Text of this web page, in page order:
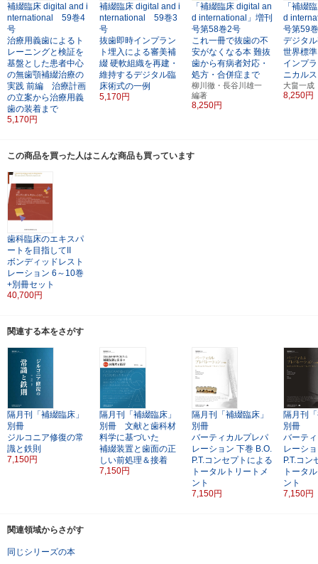
補綴臨床 digital and i
nternational 59巻4
号
治療用義歯によるト
レーニングと検証を
基盤とした患者中心
の無歯顎補綴治療の
実践 前編 治療計画
の立案から治療用義
歯の装着まで
5,170円
補綴臨床 digital and i
nternational 59巻3
号
抜歯即時インプラン
ト埋入による審美補
綴 硬軟組織を再建・
維持するデジタル臨
床術式の一例
5,170円
「補綴臨床 digital an
d international」増刊
号第58巻2号
これ一冊で抜歯の不
安がなくなる本 難抜
歯から有病者対応・
処方・合併症まで
柳川徹・長谷川雄一
編著
8,250円
「補綴
d
号第59
デジタ
世界標準
インプ
ニカル
大畠一
8,250円
この商品を買った人はこんな商品も買っています
歯科臨床のエキスパ
ートを目指してII
ボンディッドレスト
レーション 6～10巻
+別冊セット
40,700円
関連する本をさがす
隔月刊「補綴臨床」
別冊
ジルコニア修復の常
識と鉄則
7,150円
隔月刊「補綴臨床」
別冊 文献と歯科材
料学に基づいた
補綴装置と歯面の正
しい前処理＆接着
7,150円
隔月刊「補綴臨床」
別冊
バーティカルプレパ
レーション 下巻 B.O.
P.T.コンセプトによる
トータルトリートメ
ント
7,150円
隔月刊
別冊
バーテ
レーシ
P.T.コン
トータ
ント
7,150円
関連領域からさがす
同じシリーズの本